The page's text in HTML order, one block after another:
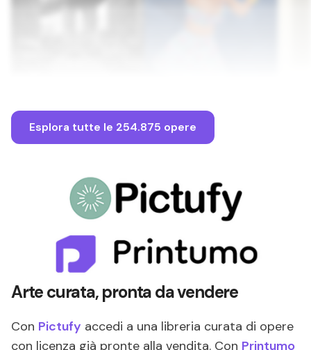
Esplora tutte le 254.875 opere
Arte curata, pronta da vendere
Con Pictufy accedi a una libreria curata di opere
con licenza già pronte alla vendita. Con Printumo